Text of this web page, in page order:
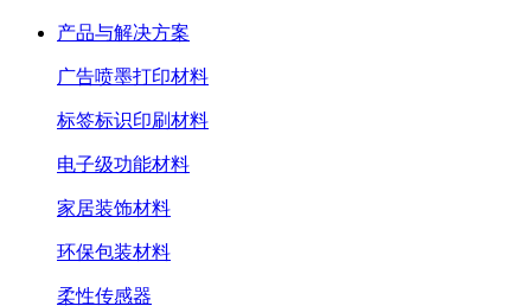
产品与解决方案
广告喷墨打印材料
标签标识印刷材料
电子级功能材料
家居装饰材料
环保包装材料
柔性传感器